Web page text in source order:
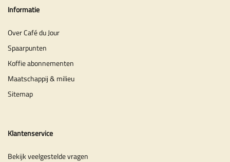
Informatie
Over Café du Jour
Spaarpunten
Koffie abonnementen
Maatschappij & milieu
Sitemap
Klantenservice
Bekijk veelgestelde vragen